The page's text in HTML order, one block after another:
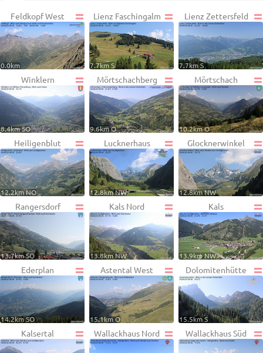
Feldkopf West
0.0km
Lienz Faschingalm
7.7km S
Lienz Zettersfeld
7.7km S
Winklern
8.4km SO
Mörtschachberg
9.6km O
Mörtschach
10.2km O
Heiligenblut
12.2km NO
Lucknerhaus
12.8km NW
Glocknerwinkel
12.8km NW
Rangersdorf
13.7km SO
Kals Nord
13.8km NW
Kals
13.9km NW
Ederplan
14.2km SO
Astental West
15.1km O
Dolomitenhütte
15.5km S
Kalsertal Wallackhaus Nord Wallackhaus Süd